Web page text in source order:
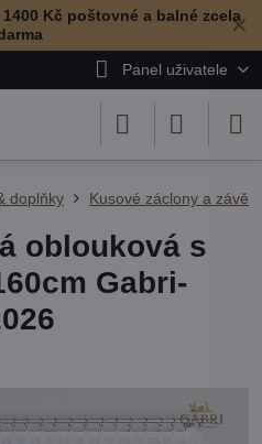
✕
Kč poštovné a balné zcela
Panel uživatele
doplňky Kusové záclony a
oblouková s
Gabri-